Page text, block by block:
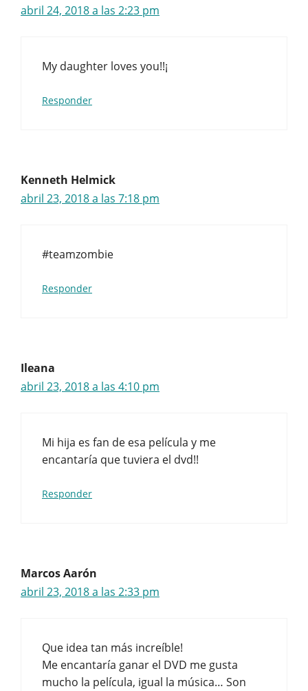
abril 24, 2018 a las 2:23 pm
My daughter loves you!!¡
Responder
Kenneth Helmick
abril 23, 2018 a las 7:18 pm
#teamzombie
Responder
Ileana
abril 23, 2018 a las 4:10 pm
Mi hija es fan de esa película y me
encantaría que tuviera el dvd!!
Responder
Marcos Aarón
abril 23, 2018 a las 2:33 pm
Que idea tan más increíble!
Me encantaría ganar el DVD me gusta
mucho la película, igual la música… Son